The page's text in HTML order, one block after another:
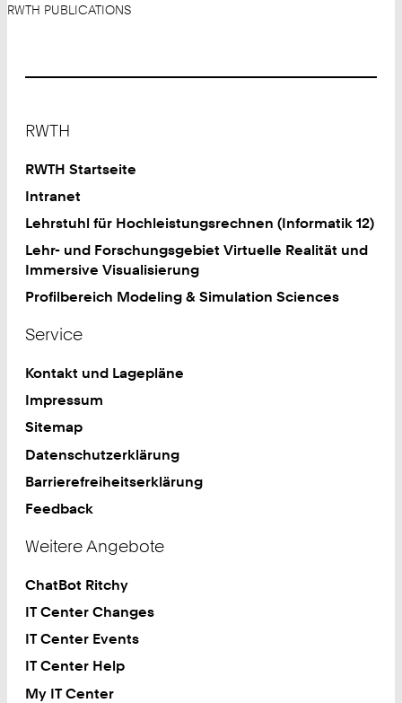
RWTH PUBLICATIONS
RWTH
RWTH Startseite
Intranet
Lehrstuhl für Hochleistungsrechnen (Informatik 12)
Lehr- und Forschungsgebiet Virtuelle Realität und
Immersive Visualisierung
Profilbereich Modeling & Simulation Sciences
Service
Kontakt und Lagepläne
Impressum
Sitemap
Datenschutzerklärung
Barrierefreiheitserklärung
Feedback
Weitere Angebote
ChatBot Ritchy
IT Center Changes
IT Center Events
IT Center Help
My IT Center